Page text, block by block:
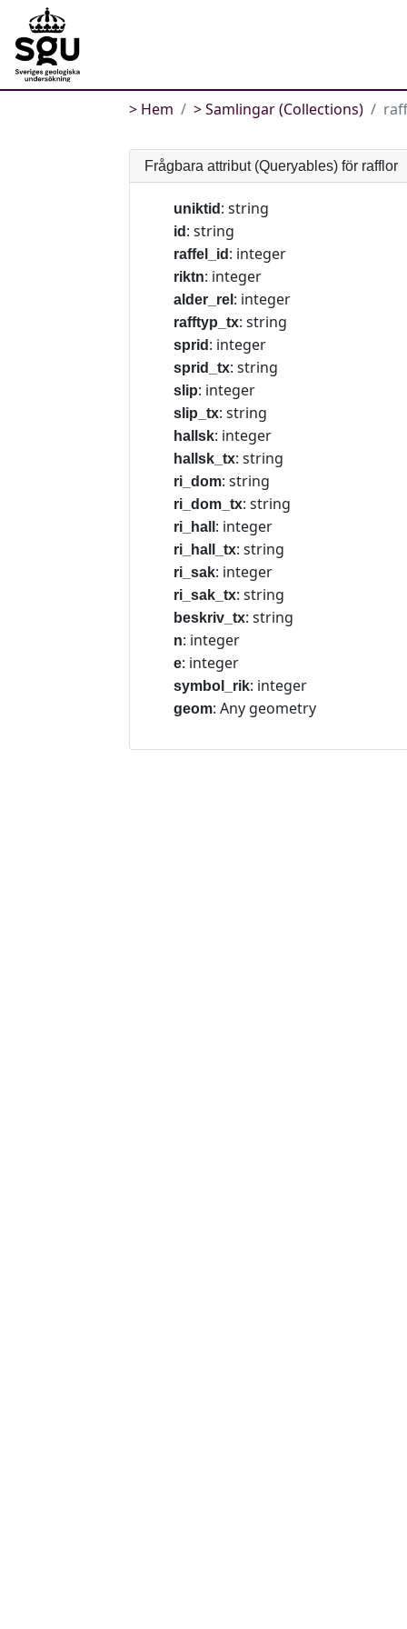
Hem Samlingar (Collections)
Frågbara attribut (Queryables) för rafflor
uniktid : string
id : string
raffel_id : integer
riktn: integer
alder_rel : integer
rafftyp_tx: string
sprid : integer
sprid_tx: string
slip: integer
slip_tx: string
hallsk: integer
hallsk_tx: string
ri_dom: string
ri_dom_tx: string
ri_hall : integer
ri_hall_tx: string
ri_sak: integer
ri_sak_tx: string
beskriv_tx: string
n: integer
e: integer
symbol_rik: integer
geom: Any geometry